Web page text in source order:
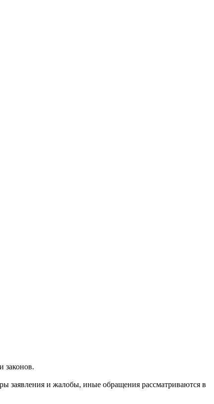
законов.
заявления и жалобы, иные обращения рассматриваются в